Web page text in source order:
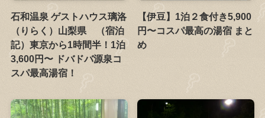
石和温泉 ゲストハウス璃洛
（りらく）山梨県 （宿泊
記）東京から1時間半！1泊
3,600円〜 ドバドバ源泉コ
スパ最高湯宿！
【伊豆】1泊２食付き5,900
円〜コスパ最高の湯宿 まと
め